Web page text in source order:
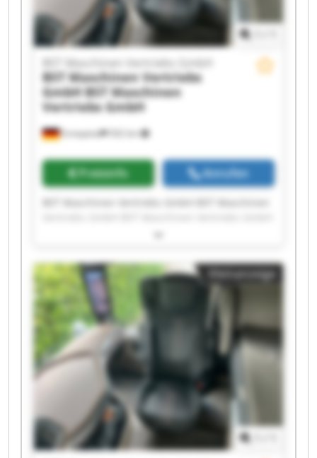
Ennepetal 502 km
BST Maschinen Vertriebs GmbH
BST Maschinen Vertriebs
GmbHBST Maschinen
Vertriebs GmbH
Preisinfo Anrufen
BST Maschinen Vertriebs GmbH BST Maschinen
BST Maschinen Vertriebs GmbH BST Maschinen
Vertriebs GmbH BST Maschinen Vertriebs GmbH
BST Maschinen Vertriebs GmbH BST Maschinen
Vertriebs GmbH BST Maschinen Vertriebs GmbH
BST Maschinen Vertriebs GmbH BST Maschinen
Vertriebs GmbH BST Maschinen Vertriebs GmbH
BST Maschinen Vertriebs GmbH BST Maschinen
Vertriebs GmbH BST Maschinen Vertriebs GmbH
BST Maschinen Vertriebs GmbH BST Maschinen
Vertriebs GmbH
Kleinanzeige